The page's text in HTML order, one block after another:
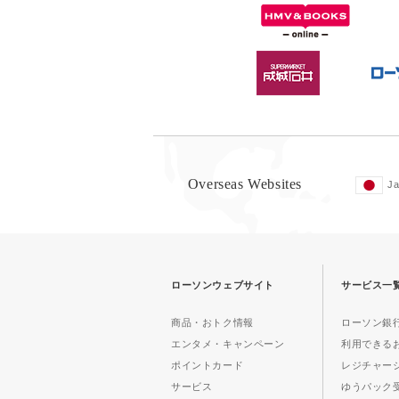
Overseas Websites
ローソンウェブサイト
商品・おトク情報
エンタメ・キャンペーン
ポイントカード
サービス
サービス一
ローソン銀
利用できる
レジチャー
ゆうパック